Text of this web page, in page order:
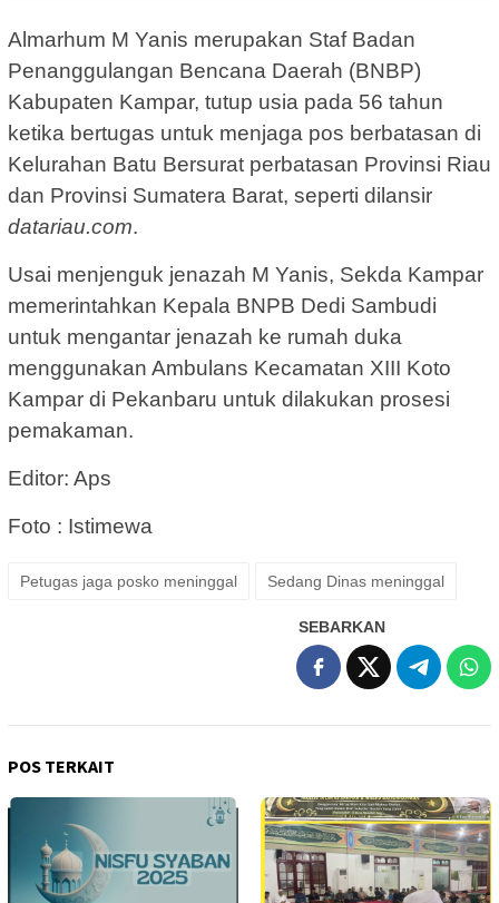
Almarhum M Yanis merupakan Staf Badan
Penanggulangan Bencana Daerah (BNBP)
Kabupaten Kampar, tutup usia pada 56 tahun
ketika bertugas untuk menjaga pos berbatasan di
Kelurahan Batu Bersurat perbatasan Provinsi Riau
dan Provinsi Sumatera Barat, seperti dilansir
datariau.com.
Usai menjenguk jenazah M Yanis, Sekda Kampar
memerintahkan Kepala BNPB Dedi Sambudi
untuk mengantar jenazah ke rumah duka
menggunakan Ambulans Kecamatan XIII Koto
Kampar di Pekanbaru untuk dilakukan prosesi
pemakaman.
Editor: Aps
Foto : Istimewa
Petugas jaga posko meninggal Sedang Dinas meninggal
SEBARKAN
POS TERKAIT